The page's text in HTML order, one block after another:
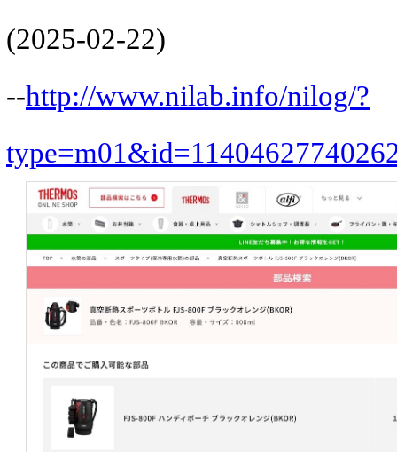
(2025-02-22)
--http://www.nilab.info/nilog/?